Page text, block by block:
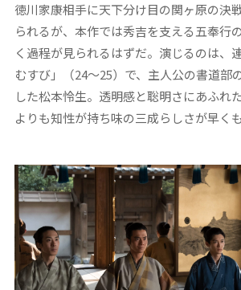
徳川家康相手に天下分け目の関ヶ原の決
られるが、本作では秀吉を支える五奉行
く過程が見られるはずだ。演じるのは、
むすび」（24～25）で、主人公の書道部
した松本怜生。透明感と聡明さにあふれ
よりも知性が持ち味の三成らしさが早く